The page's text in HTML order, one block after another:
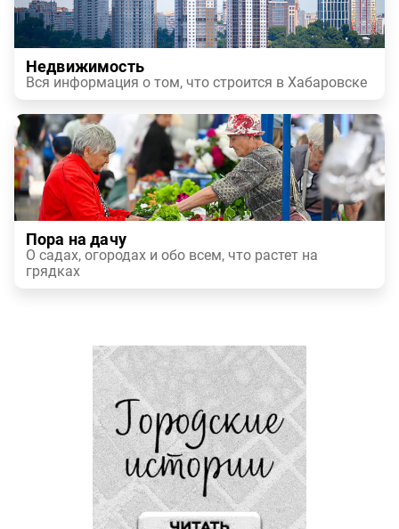
Недвижимость
Вся информация о том, что строится в Хабаровске
Пора на дачу
О садах, огородах и обо всем, что растет на
грядках